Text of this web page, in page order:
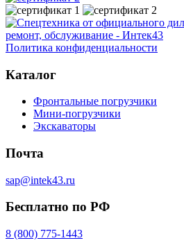
Политика конфиденциальности
Каталог
Фронтальные погрузчики
Мини-погрузчики
Экскаваторы
Почта
sap@intek43.ru
Бесплатно по РФ
8 (800) 775-1443